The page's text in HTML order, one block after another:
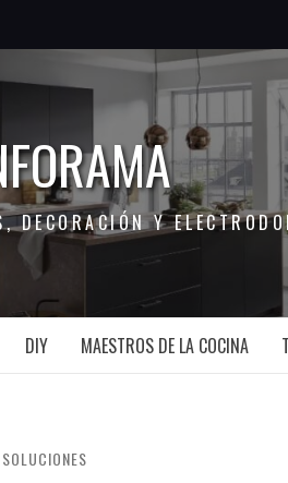
DECORACIÓN Y
DIY MAESTROS DE LA COCINA